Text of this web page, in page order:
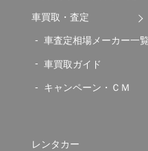
車買取・査定
車査定相場メーカー一覧
車買取ガイド
キャンペーン・ＣＭ
レンタカー